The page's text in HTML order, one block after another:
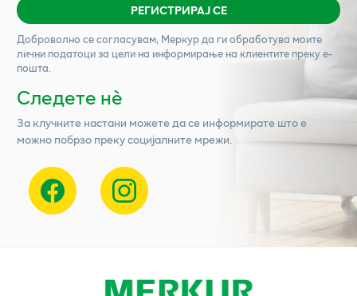
РЕГИСТРИРАЈ СЕ
Доброволно се согласувам, Меркурда ги обработува моите
лични податоци за цели на информирање на клиентите преку е-
пошта.
Следете нѐ
За клучните настани можете да се информирате што е
можно побрзо преку социјалните мрежи.